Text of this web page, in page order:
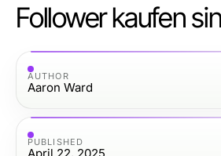
Follower kaufen
AUTHOR
Aaron Ward
PUBLISHED
April 22, 2025